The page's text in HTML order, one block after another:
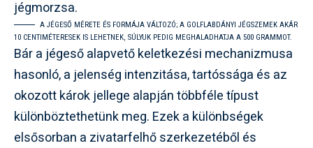
A JÉGESŐ MÉRETE ÉS FORMÁJA VÁLTOZÓ; A GOLFLABDÁNYI JÉGSZEMEK AKÁR
10 CENTIMÉTERESEK IS LEHETNEK, SÚLYUK PEDIG MEGHALADHATJA A 500 GRAMMOT.
Bár a jégeső alapvető keletkezési mechanizmusa
hasonló, a jelenség intenzitása, tartóssága és az
okozott károk jellege alapján többféle típust
különböztethetünk meg. Ezek a különbségek
elsősorban a zivatarfelhő szerkezetéből és